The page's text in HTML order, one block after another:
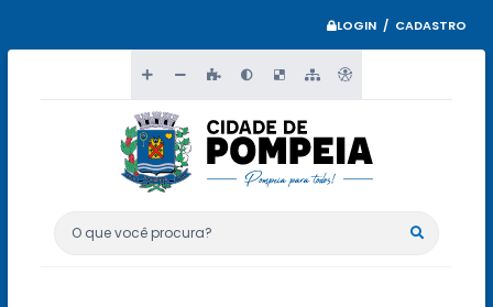
LOGIN / CADASTRO
O que você procura?